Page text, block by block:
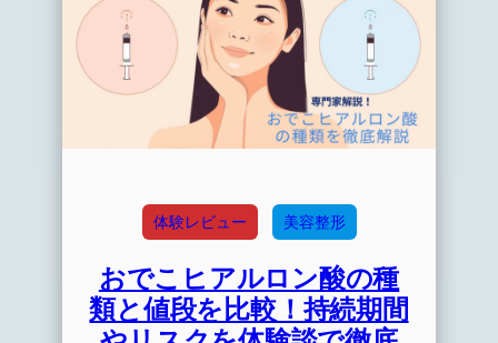
体験レビュー 美容整形
おでこヒアルロン酸の種
類と値段を比較！持続期間